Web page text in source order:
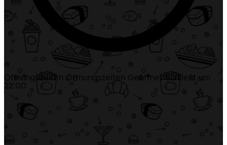
Öffnungszeiten Öffnungszeiten Geöffnet Schließt um
22:00